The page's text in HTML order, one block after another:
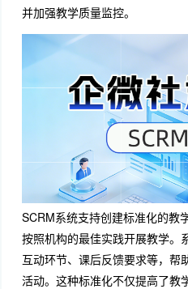
并加强教学质量监控。
SCRM系统支持创建标准化的教
按照机构的最佳实践开展教学。
互动环节、课后反馈要求等，帮
活动。这种标准化不仅提高了教